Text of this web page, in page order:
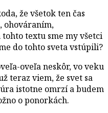
že všetok ten čas
ohováraním,
textu sme my všetci
do tohto sveta vstúpili?
oveľa neskôr, vo veku
teraz viem, že svet sa
istotne omrzí a budem
o ponorkách.